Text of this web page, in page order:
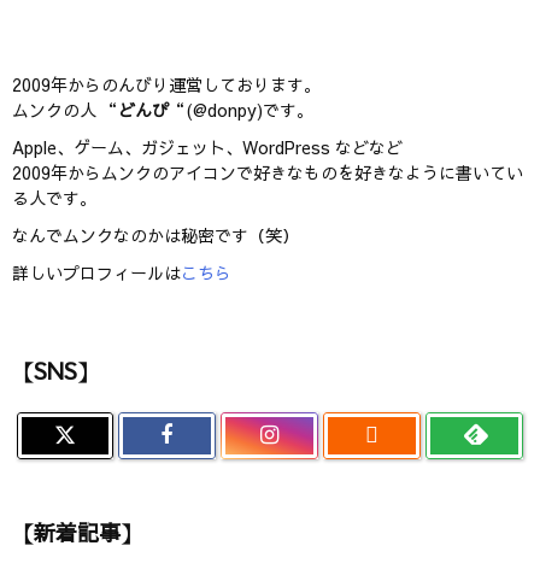
2009年からのんびり運営しております。
ムンクの人 “ どんぴ“(@donpy)です。
Apple、ゲーム、ガジェット、WordPress などなど
2009年からムンクのアイコンで好きなものを好きなように書いてい
る人です。
なんでムンクなのかは秘密です（笑）
詳しいプロフィールはこちら
【SNS】

【新着記事】